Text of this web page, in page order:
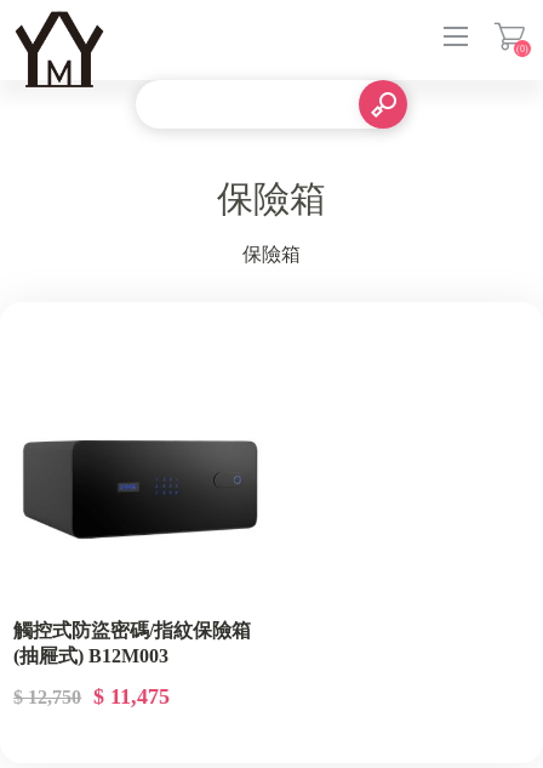
(0)
保險箱
保險箱
觸控式防盜密碼/指紋保險箱
(抽屜式) B12M003
$ 12,750
$ 11,475